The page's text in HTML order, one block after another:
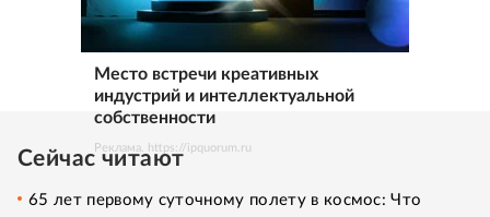
Место встречи креативных
индустрий и интеллектуальной
собственности
Реклама. https://ipquorum.ru
Сейчас читают
65 лет первому суточному полету в космос: Что